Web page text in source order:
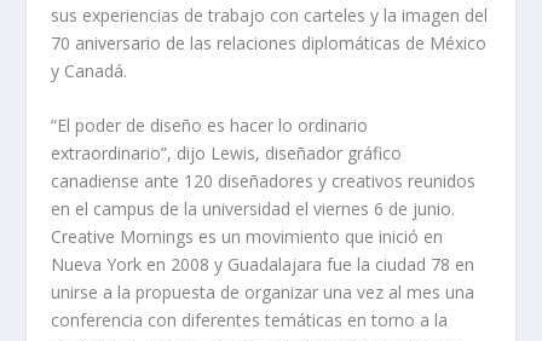
sus experiencias de trabajo con carteles y la imagen del
70 aniversario de las relaciones diplomáticas de México
y Canadá.
“El poder de diseño es hacer lo ordinario
extraordinario”, dijo Lewis, diseñador gráfico
canadiense ante 120 diseñadores y creativos reunidos
en el campus de la universidad el viernes 6 de junio.
Creative Mornings es un movimiento que inició en
Nueva York en 2008 y Guadalajara fue la ciudad 78 en
unirse a la propuesta de organizar una vez al mes una
conferencia con diferentes temáticas en torno a la